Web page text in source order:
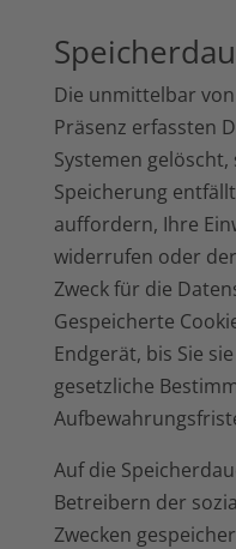
Die unmittelbar
Präsenz erfassten
Systemen
Speicherung
auffordern, Ihre
widerrufen oder der
Zweck für die
Gespeicherte
Endgerät, bis Sie
gesetzliche
Auf die
Betreibern der
Zwecken